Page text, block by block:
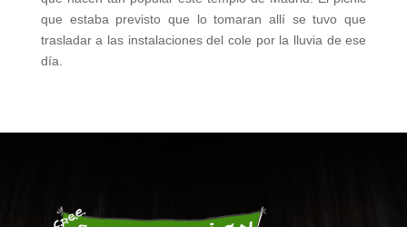
que estaba previsto que lo tomaran allí se tuvo que
trasladar a las instalaciones del cole por la lluvia de ese
día.